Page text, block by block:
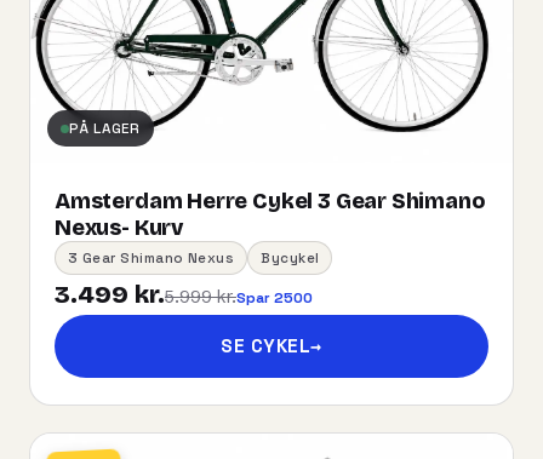
PÅ LAGER
Amsterdam Herre Cykel 3 Gear Shimano
Nexus- Kurv
3 Gear Shimano Nexus Bycykel
3.499 kr.5.999 kr.Spar 2500
SE CYKEL→